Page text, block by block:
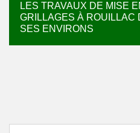
LES TRAVAUX DE MISE
GRILLAGES À ROUILLAC
SES ENVIRONS